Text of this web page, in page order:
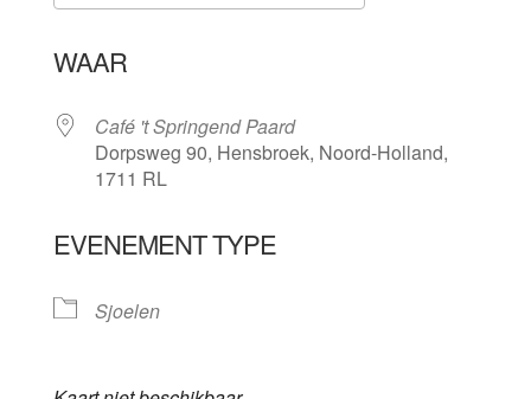
WAAR
Café 't Springend Paard
Dorpsweg 90, Hensbroek, Noord-Holland,
1711 RL
EVENEMENT TYPE
Sjoelen